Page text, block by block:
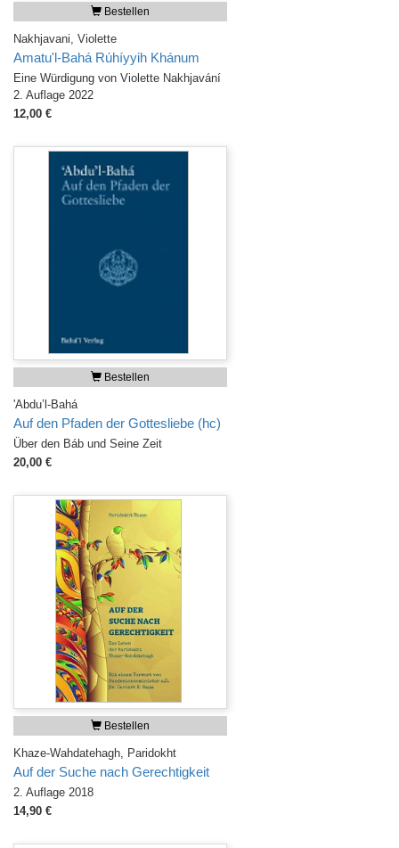
Bestellen
Nakhjavani, Violette
Amatu'l-Bahá Rúhíyyih Khánum
Eine Würdigung von Violette Nakhjavání
2. Auflage 2022
12,00 €
Bestellen
'Abdu’l-Bahá
Auf den Pfaden der Gottesliebe (hc)
Über den Báb und Seine Zeit
20,00 €
Bestellen
Khaze-Wahdatehagh, Paridokht
Auf der Suche nach Gerechtigkeit
2. Auflage 2018
14,90 €